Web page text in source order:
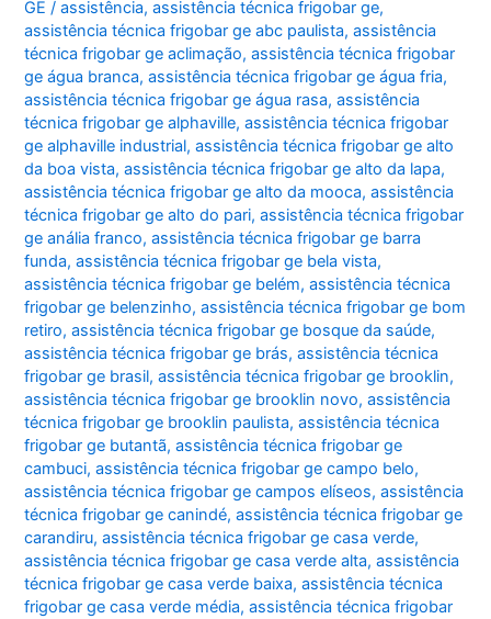
GE/assistência,assistência técnica frigobar ge,
assistência técnica frigobar ge abc paulista,assistência
técnica frigobar ge aclimação,assistência técnica frigobar
ge água branca,assistência técnica frigobar ge água fria,
assistência técnica frigobar ge água rasa,assistência
técnica frigobar ge alphaville,assistência técnica frigobar
ge alphaville industrial,assistência técnica frigobar ge alto
da boa vista,assistência técnica frigobar ge alto da lapa,
assistência técnica frigobar ge alto da mooca,assistência
técnica frigobar ge alto do pari,assistência técnica frigobar
ge anália franco,assistência técnica frigobar ge barra
funda,assistência técnica frigobar ge bela vista,
assistência técnica frigobar ge belém,assistência técnica
frigobar ge belenzinho,assistência técnica frigobar ge bom
retiro,assistência técnica frigobar ge bosque da saúde,
assistência técnica frigobar ge brás,assistência técnica
frigobar ge brasil,assistência técnica frigobar ge brooklin,
assistência técnica frigobar ge brooklin novo,assistência
técnica frigobar ge brooklin paulista,assistência técnica
frigobar ge butantã,assistência técnica frigobar ge
cambuci,assistência técnica frigobar ge campo belo,
assistência técnica frigobar ge campos elíseos,assistência
técnica frigobar ge canindé,assistência técnica frigobar ge
carandiru,assistência técnica frigobar ge casa verde,
assistência técnica frigobar ge casa verde alta,assistência
técnica frigobar ge casa verde baixa,assistência técnica
frigobar ge casa verde média,assistência técnica frigobar